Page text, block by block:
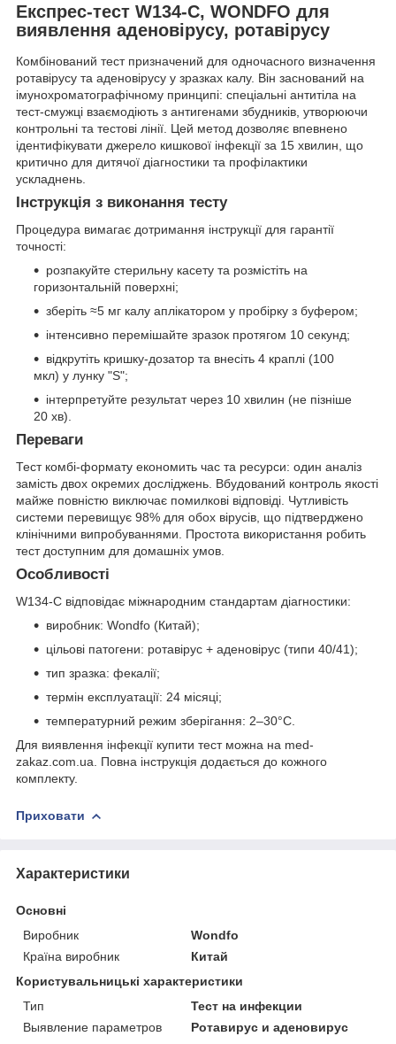
Експрес-тест W134-C, WONDFO для
виявлення аденовірусу, ротавірусу
Комбінований тест призначений для одночасного визначення
ротавірусу та аденовірусу у зразках калу. Він заснований на
імунохроматографічному принципі: спеціальні антитіла на
тест-смужці взаємодіють з антигенами збудників, утворюючи
контрольні та тестові лінії. Цей метод дозволяє впевнено
ідентифікувати джерело кишкової інфекції за 15 хвилин, що
критично для дитячої діагностики та профілактики
ускладнень.
Інструкція з виконання тесту
Процедура вимагає дотримання інструкції для гарантії
точності:
розпакуйте стерильну касету та розмістіть на
горизонтальній поверхні;
зберіть ≈5 мг калу аплікатором у пробірку з буфером;
інтенсивно перемішайте зразок протягом 10 секунд;
відкрутіть кришку-дозатор та внесіть 4 краплі (100
мкл) у лунку "S";
інтерпретуйте результат через 10 хвилин (не пізніше
20 хв).
Переваги
Тест комбі-формату економить час та ресурси: один аналіз
замість двох окремих досліджень. Вбудований контроль якості
майже повністю виключає помилкові відповіді. Чутливість
системи перевищує 98% для обох вірусів, що підтверджено
клінічними випробуваннями. Простота використання робить
тест доступним для домашніх умов.
Особливості
W134-C відповідає міжнародним стандартам діагностики:
виробник: Wondfo (Китай);
цільові патогени: ротавірус + аденовірус (типи 40/41);
тип зразка: фекалії;
термін експлуатації: 24 місяці;
температурний режим зберігання: 2–30°C.
Для виявлення інфекції купити тест можна на med-
zakaz.com.ua. Повна інструкція додається до кожного
комплекту.
Приховати
Характеристики
Основні
Виробник
Wondfo
Країна виробник
Китай
Користувальницькі характеристики
Тип
Тест на инфекции
Выявление параметров
Ротавирус и аденовирус